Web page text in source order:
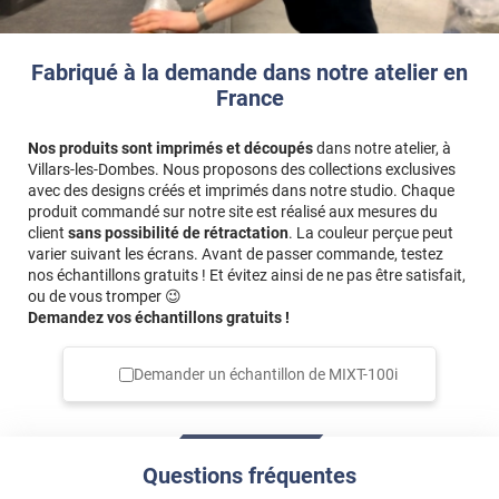
Fabriqué à la demande dans notre atelier en
France
Nos produits sont imprimés et découpésdans notre atelier, à
Villars-les-Dombes. Nous proposons des collections exclusives
avec des designs créés et imprimés dans notre studio. Chaque
produit commandé sur notre site est réalisé aux mesures du
client sans possibilité de rétractation. La couleur perçue peut
varier suivant les écrans. Avant de passer commande, testez
nos échantillons gratuits ! Et évitez ainsi de ne pas être satisfait,
ou de vous tromper 😉
Demandez vos échantillons gratuits !
Demander un échantillon de MIXT-100i
Questions fréquentes
*****
Il y a 1836 jours
Très facile à poser attention à bien moullle la fenêtre et le
film avant qui reste fragile
Tres bien emballé et la notice bien détaillée
Commentaire Luminis Films-02/07/2026
Bonjour, merci pour avoir pris le temps de partager
votre avis en ligne. Nous sommes ravis de vous savoir
satisfait ! 🥰 N'hésitez pas à parler de nous autour de
vous. 😊 Bonne journée, L'équipe Luminis Films
C’est un bon produit.
*****Il y a 775 jours
Mesures inexactes sur 4 pices /5
*****Il y a 820 jours